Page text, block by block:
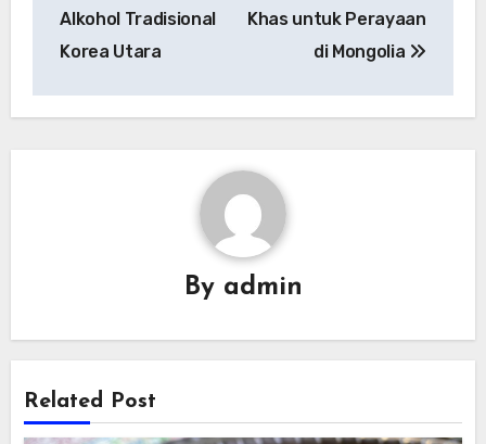
pos
Alkohol Tradisional
Korea Utara
Khas untuk Perayaan
di Mongolia
By admin
Related Post